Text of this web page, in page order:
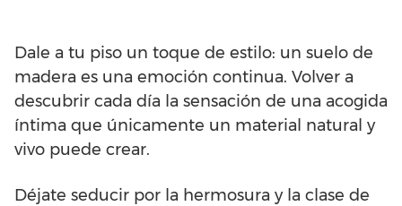
Dale a tu piso un toque de estilo: un suelo de
madera es una emoción continua. Volver a
descubrir cada día la sensación de una acogida
íntima que únicamente un material natural y
vivo puede crear.
Déjate seducir por la hermosura y la clase de